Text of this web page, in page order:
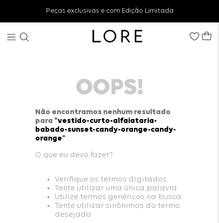
Peças exclusivas e com Edição Limitada
OOPS!
Não encontramos nenhum resultado
para "vestido-curto-alfaiataria-
babado-sunset-candy-orange-candy-
orange"
O que eu devo fazer?
Verifique os termos digitados.
Tente utilizar uma única palavra.
Utilize termos genéricos na busca.
Tente utilizar sinônimos do termo
desejado.